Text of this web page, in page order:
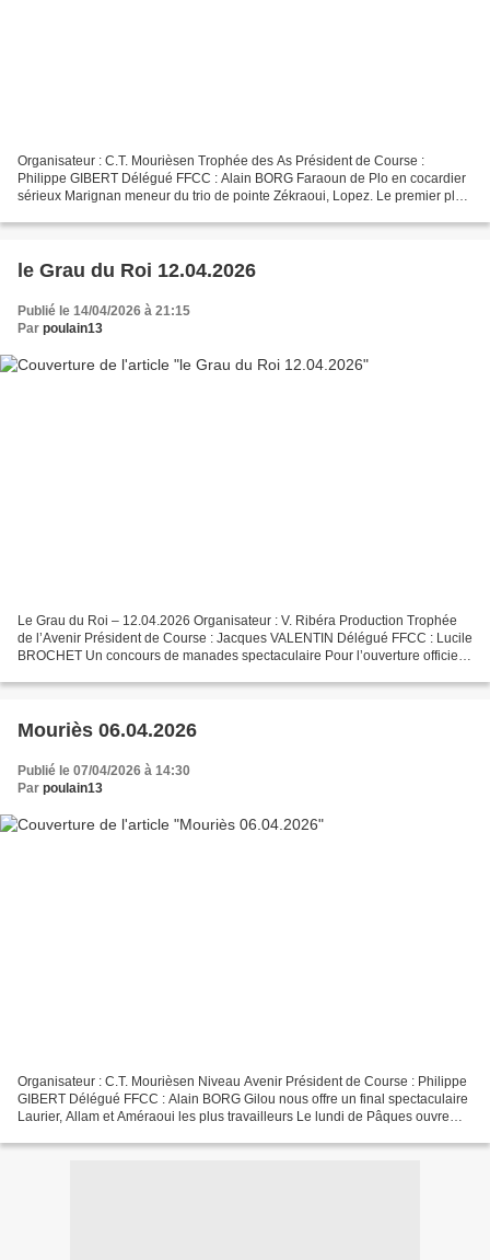
Organisateur : C.T. Mourièsen Trophée des As Président de Course :
Philippe GIBERT Délégué FFCC : Alain BORG Faraoun de Plo en cocardier
sérieux Marignan meneur du trio de pointe Zékraoui, Lopez. Le premier plan
le Grau du Roi 12.04.2026
Publié le 14/04/2026 à 21:15
Par poulain13
Le Grau du Roi – 12.04.2026 Organisateur : V. Ribéra Production Trophée
de l’Avenir Président de Course : Jacques VALENTIN Délégué FFCC : Lucile
BROCHET Un concours de manades spectaculaire Pour l’ouverture officielle
Mouriès 06.04.2026
Publié le 07/04/2026 à 14:30
Par poulain13
Organisateur : C.T. Mourièsen Niveau Avenir Président de Course : Philippe
GIBERT Délégué FFCC : Alain BORG Gilou nous offre un final spectaculaire
Laurier, Allam et Améraoui les plus travailleurs Le lundi de Pâques ouvre